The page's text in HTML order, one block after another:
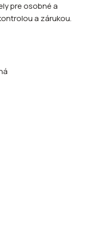
pre osobné a
a zárukou.